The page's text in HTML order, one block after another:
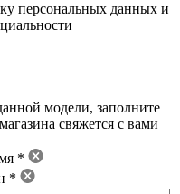
персональных данных и
модели, заполните
свяжется с вами
*
*